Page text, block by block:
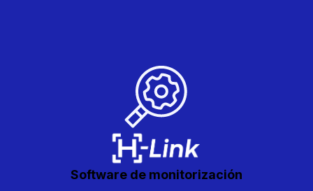
Software de monitorización